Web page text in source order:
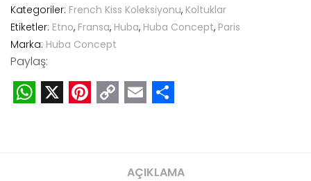
Kategoriler: French Kiss Koleksiyonu, Koltuklar
Etiketler: Etno, Fransa, Huba, Huba Concept, Paris
Marka: Huba Concept
Paylaş:
WhatsApp
X Pinterest
Copy
EmailShare
AÇIKLAMA